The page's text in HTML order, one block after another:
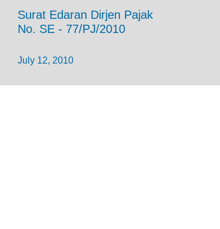
Surat Edaran Dirjen Pajak
No. SE - 77/PJ/2010
July 12, 2010